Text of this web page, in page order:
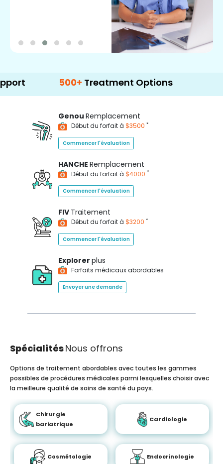
500+ Treatment Options
Genou Remplacement
Début du forfait à $3500 *
Commencer l'évaluation
HANCHE Remplacement
Début du forfait à $4000 *
Commencer l'évaluation
FIV Traitement
Début du forfait à $3200 *
Commencer l'évaluation
Explorer plus
Forfaits médicaux abordables
Envoyer une demande
SpécialitésNous offrons
Options de traitement abordables avec toutes les gammes
possibles de procédures médicales parmi lesquelles choisir avec
la meilleure qualité de soins de santé du pays.
Chirurgie
bariatrique
Cardiologie
Cosmétologie Endocrinologie